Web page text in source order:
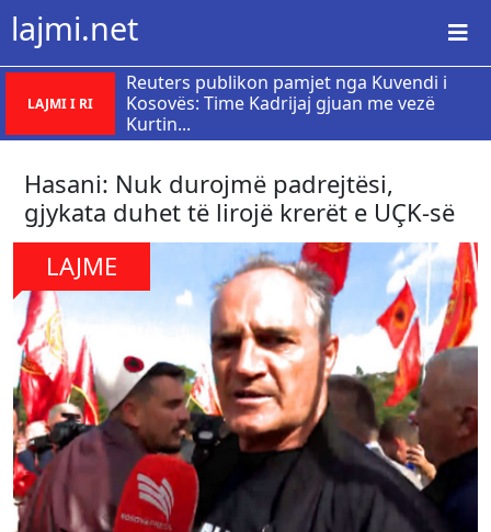
lajmi.net
LAJMI I RI
Reuters publikon pamjet nga Kuvendi i
Kosovës: Time Kadrijaj gjuan me vezë
Kurtin...
Hasani: Nuk durojmë padrejtësi,
gjykata duhet të lirojë krerët e UÇK-së
LAJME